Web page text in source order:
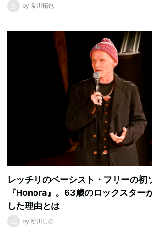
by 常川拓也
レッチリのベーシスト・フリーの初
『Honora』。63歳のロックスター
した理由とは
by 粉川しの